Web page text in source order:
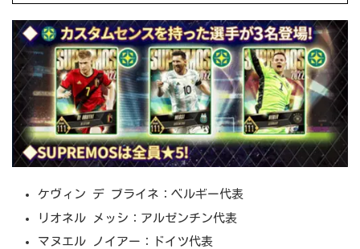
ケヴィン デ ブライネ：ベルギー代表
リオネル メッシ：アルゼンチン代表
マヌエル ノイアー：ドイツ代表